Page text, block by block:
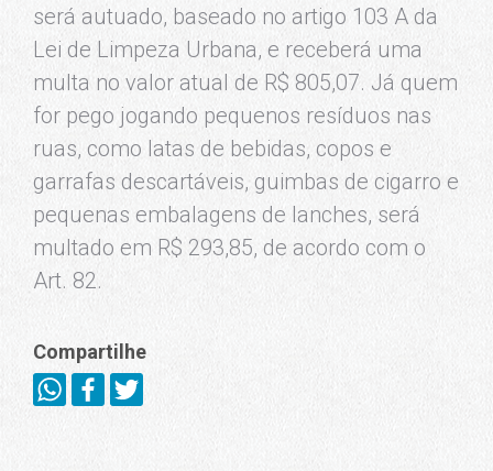
será autuado, baseado no artigo 103 A da
Lei de Limpeza Urbana, e receberá uma
multa no valor atual de R$ 805,07. Já quem
for pego jogando pequenos resíduos nas
ruas, como latas de bebidas, copos e
garrafas descartáveis, guimbas de cigarro e
pequenas embalagens de lanches, será
multado em R$ 293,85, de acordo com o
Art. 82.
Compartilhe